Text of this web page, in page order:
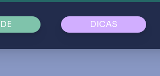
DICAS